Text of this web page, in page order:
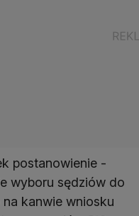
postanowienie -
wyboru sędziów do
na kanwie wniosku